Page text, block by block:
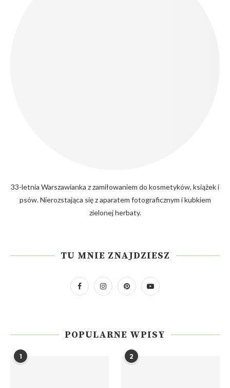
33-letnia Warszawianka z zamiłowaniem do kosmetyków, książek i
psów. Nierozstająca się z aparatem fotograficznym i kubkiem
zielonej herbaty.
TU MNIE ZNAJDZIESZ
POPULARNE WPISY
1 2